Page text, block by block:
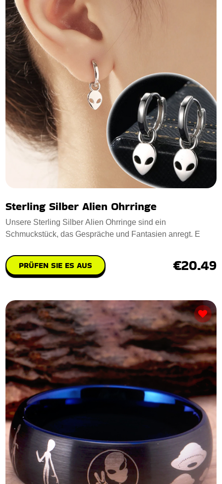
Sterling Silber Alien Ohrringe
Unsere Sterling Silber Alien Ohrringe sind ein
Schmuckstück, das Gespräche und Fantasien anregt. E
PRÜFEN SIE ES AUS €20.49